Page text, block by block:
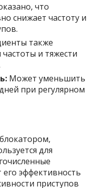
что
снижает частоту и
также
и тяжести
Может уменьшить
при регулярном
для
эффективность
приступов